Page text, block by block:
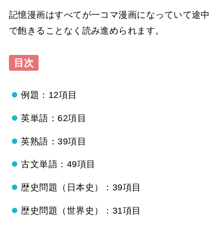
記憶漫画はすべてが一コマ漫画になっていて途中
で飽きることなく読み進められます。
目次
例題：12項目
英単語：62項目
英熟語：39項目
古文単語：49項目
歴史問題（日本史）：39項目
歴史問題（世界史）：31項目